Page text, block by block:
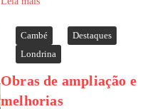
Cambé
Destaques
Londrina
Obras de ampliação e
melhorias